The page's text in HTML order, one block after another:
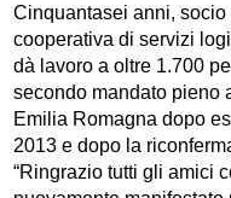
Cinquantasei anni,
cooperativa di servizi
dà lavoro a oltre 1.700
secondo mandato pieno
Emilia Romagna dopo
2013 e dopo la
“Ringrazio tutti gli amici